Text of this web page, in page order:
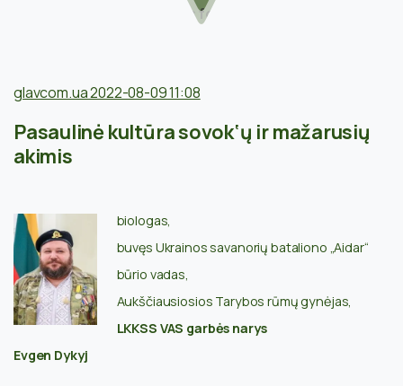
E. Dykyj. Šalies ateitis formuojama mokyklose /
glavcom.ua 2022-08-09 11:08
Pasaulinė kultūra sovok‘ų ir mažarusių
akimis
biologas,
buvęs Ukrainos savanorių bataliono „Aidar“
būrio vadas,
Aukščiausiosios Tarybos rūmų gynėjas,
LKKSS VAS garbės narys
Evgen Dykyj